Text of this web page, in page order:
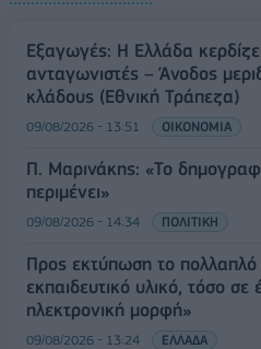
Εξαγωγές: Η Ελλάδα
ανταγωνιστές – Άνοδος
κλάδους (Εθνική Τράπεζα)
09/08/2026 - 13:51 ΟΙΚΟΝΟΜΙΑ
Π. Μαρινάκης: «Το
περιμένει»
09/08/2026 - 14:34 ΠΟΛΙΤΙΚΗ
Προς εκτύπωση το πολλαπλό
εκπαιδευτικό υλικό, τόσο σε
ηλεκτρονική μορφή»
09/08/2026 - 13:24 ΕΛΛΑΔΑ